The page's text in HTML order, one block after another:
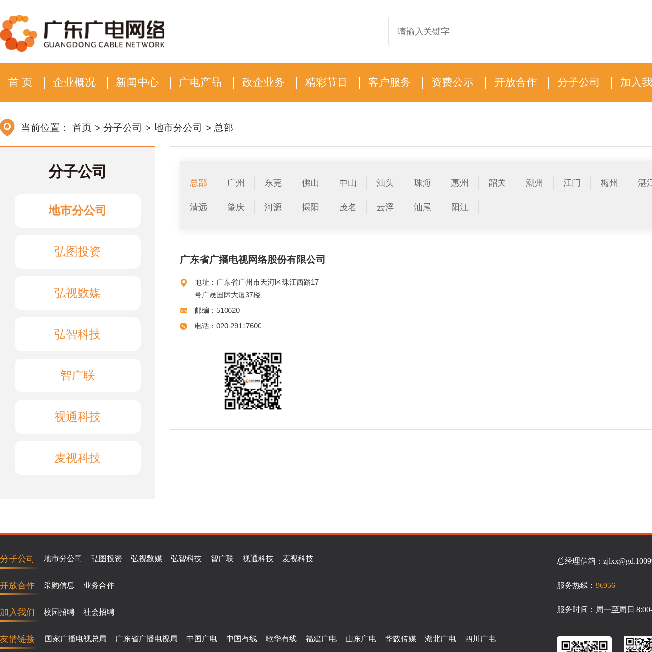
首 页 企业概况 新闻中心 广电产品 政企业务 精彩节目 客户服务 资费公示 开放合作 分子公司 加入
当前位置： 首页 > 分子公司 > 地市分公司 > 总部
分子公司
地市分公司
弘图投资
弘视数媒
弘智科技
智广联
视通科技
麦视科技
总部 广州 东莞 佛山 中山 汕头 珠海 惠州 韶关 潮州 江门 梅州 湛
清远 肇庆 河源 揭阳 茂名 云浮 汕尾 阳江
广东省广播电视网络股份有限公司
地址：广东省广州市天河区珠江西路17
号广晟国际大厦37楼
邮编：510620
电话：020-29117600
分子公司 地市分公司 弘图投资 弘视数媒 弘智科技 智广联 视通科技 麦视科技
开放合作 采购信息 业务合作
加入我们 校园招聘 社会招聘
友情链接 国家广播电视总局 广东省广播电视局 中国广电 中国有线 歌华有线 福建广电 山东广电 华数传媒 湖北广电 四川广电
总经理信箱：
服务热线： 96956
服务时间：周一至周日